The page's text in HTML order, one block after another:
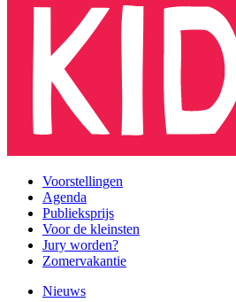
Voorstellingen
Agenda
Publieksprijs
Voor de kleinsten
Jury worden?
Zomervakantie
Nieuws